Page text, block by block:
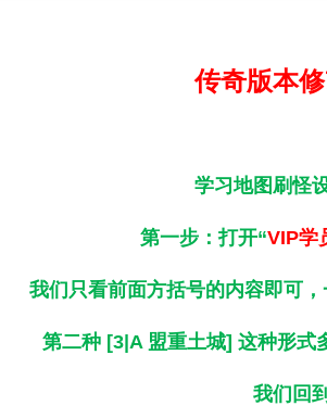
传奇版本
学习地图刷怪
第一步：打开“VIP学
我们只看前面方括号的内容即可，
第二种 [3|A 盟重土城] 这种形式多
我们回到